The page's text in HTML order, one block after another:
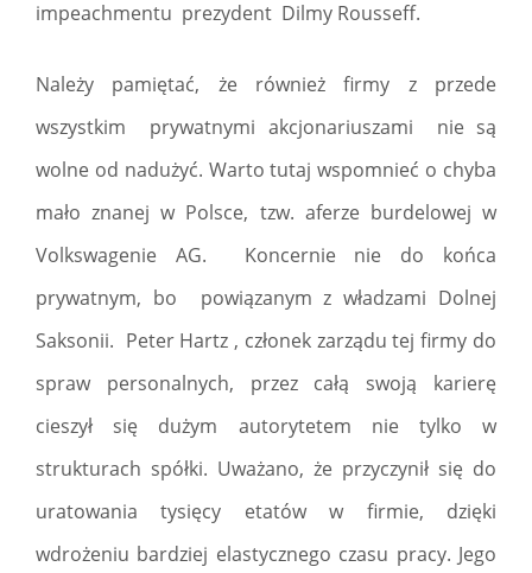
impeachmentu prezydent Dilmy Rousseff.
Należy pamiętać, że również firmy z przede
wszystkim prywatnymi akcjonariuszami nie są
wolne od nadużyć. Warto tutaj wspomnieć o chyba
mało znanej w Polsce, tzw. aferze burdelowej w
Volkswagenie AG. Koncernie nie do końca
prywatnym, bo powiązanym z władzami Dolnej
Saksonii. Peter Hartz , członek zarządu tej firmy do
spraw personalnych, przez całą swoją karierę
cieszył się dużym autorytetem nie tylko w
strukturach spółki. Uważano, że przyczynił się do
uratowania tysięcy etatów w firmie, dzięki
wdrożeniu bardziej elastycznego czasu pracy. Jego